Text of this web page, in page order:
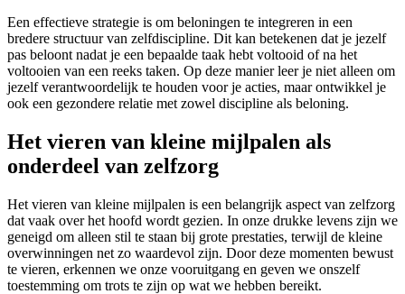
Een effectieve strategie is om beloningen te integreren in een
bredere structuur van zelfdiscipline. Dit kan betekenen dat je jezelf
pas beloont nadat je een bepaalde taak hebt voltooid of na het
voltooien van een reeks taken. Op deze manier leer je niet alleen om
jezelf verantwoordelijk te houden voor je acties, maar ontwikkel je
ook een gezondere relatie met zowel discipline als beloning.
Het vieren van kleine mijlpalen als
onderdeel van zelfzorg
Het vieren van kleine mijlpalen is een belangrijk aspect van zelfzorg
dat vaak over het hoofd wordt gezien. In onze drukke levens zijn we
geneigd om alleen stil te staan bij grote prestaties, terwijl de kleine
overwinningen net zo waardevol zijn. Door deze momenten bewust
te vieren, erkennen we onze vooruitgang en geven we onszelf
toestemming om trots te zijn op wat we hebben bereikt.